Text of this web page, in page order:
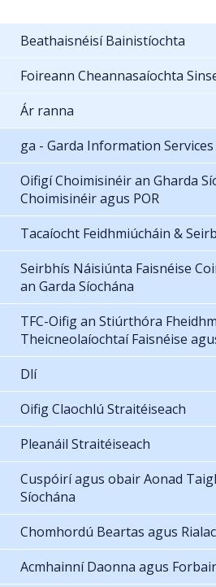
Beathaisnéisí Bainistíochta
Foireann Cheannasaíochta
Ár ranna
ga - Garda Information Services
Oifigí Choimisinéir an Gharda
Choimisinéir agus POR
Tacaíocht Feidhmiúcháin &
Seirbhís Náisiúnta Faisnéise
an Garda Síochána
TFC-Oifig an Stiúrthóra
Theicneolaíochtaí Faisnéise
Dlí
Oifig Claochlú Straitéiseach
Pleanáil Straitéiseach
Cuspóirí agus obair Aonad
Síochána
Chomhordú Beartas agus
Acmhainní Daonna agus